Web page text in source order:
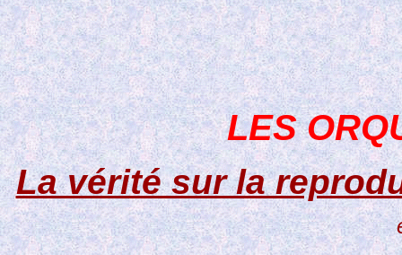
LES
La vérité sur la